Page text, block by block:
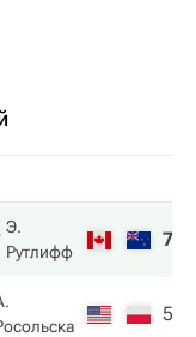
Э.
Рутлифф
7
5